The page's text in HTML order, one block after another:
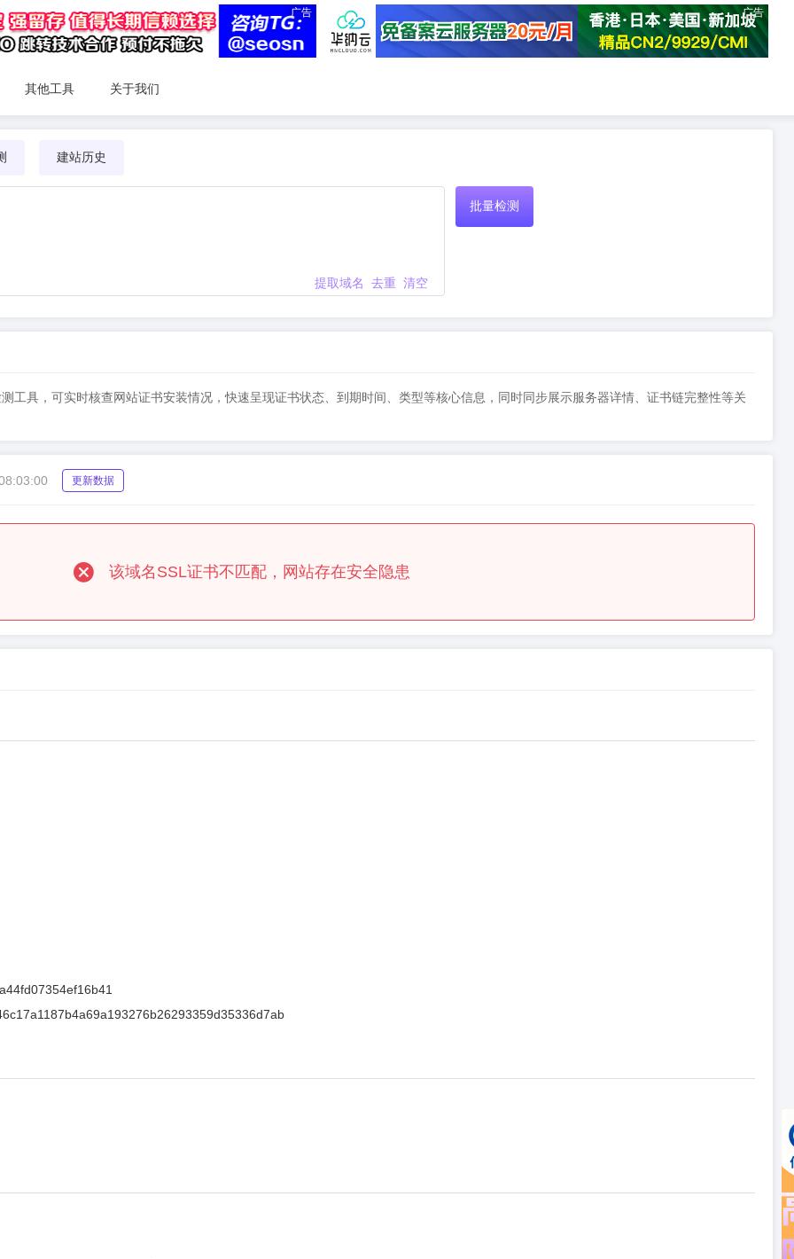
广告 广告
其他工具 关于我们
建站历史
提取域名 去重 清空
批量检测
工具，可实时核查网站证书安装情况，快速呈现证书状态、到期时间、类型等核心信息，同时同步展示服务器详情、证书链完整性等关
更新数据
该域名SSL证书不匹配，网站存在安全隐患